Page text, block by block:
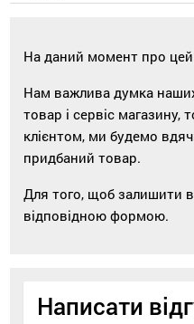
На даний момент про цей
Нам важлива думка
товар і сервіс
клієнтом, ми будемо
придбаний товар.
Для того, щоб залишити
відповідною формою.
Написати